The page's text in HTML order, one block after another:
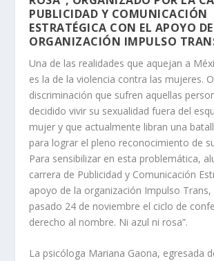
PUBLICIDAD Y COMUNICACIÓN
ESTRATÉGICA CON EL APOYO
ORGANIZACIÓN IMPULSO
Una de las realidades que aquejan a
es la de la violencia contra las mujeres.
discriminación que sufren aquellas
decidido vivir su sexualidad fuera del
mujer y que actualmente libran una
para lograr el pleno reconocimiento de
Para sensibilizar en esta problemática,
carrera de Publicidad y Comunicación
apoyo de la organización Impulso Trans,
pasado 24 de noviembre el ciclo de
derecho al nombre. Ni azul ni rosa”.
La psicóloga Mariana Gaona, egresada